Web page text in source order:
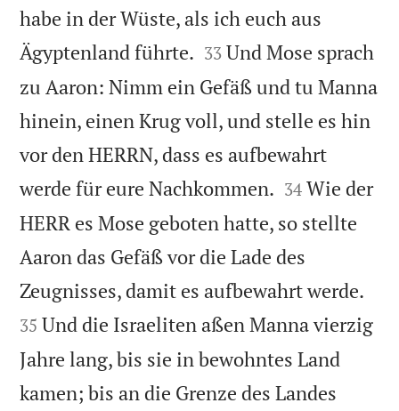
habe in der Wüste, als ich euch aus
Ägyptenland führte. 

33 Und Mose sprach
zu Aaron: Nimm ein Gefäß und tu Manna
hinein, einen Krug voll, und stelle es hin
vor den HERRN, dass es aufbewahrt
werde für eure Nachkommen. 

34 Wie der
HERR es Mose geboten hatte, so stellte
Aaron das Gefäß vor die Lade des
Zeugnisses, damit es aufbewahrt werde.
35 Und die Israeliten aßen Manna vierzig
Jahre lang, bis sie in bewohntes Land
kamen; bis an die Grenze des Landes